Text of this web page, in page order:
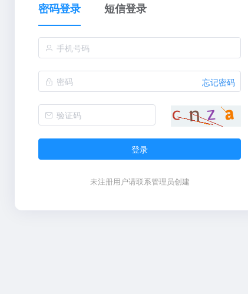
密码登录 短信登录
忘记密码
登录
未注册用户请联系管理员创建